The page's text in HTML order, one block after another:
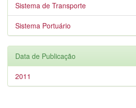
Sistema de Transporte
Sistema Portuário
Data de Publicação
2011